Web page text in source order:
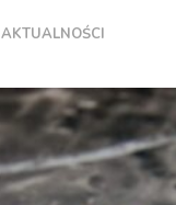
AKTUALNOŚCI